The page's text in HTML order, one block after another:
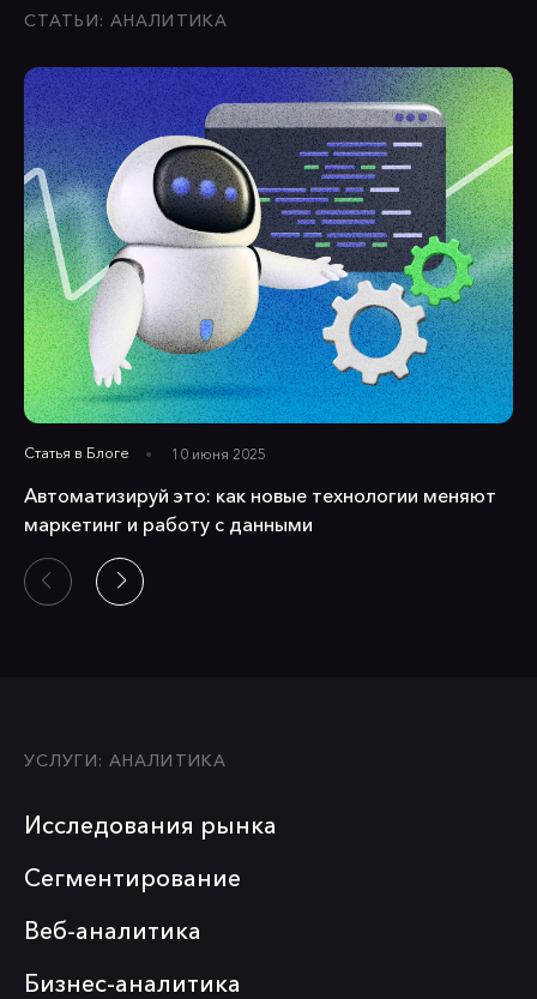
СТАТЬИ: АНАЛИТИКА
Статья в Блоге 10 июня 2025
Автоматизируй это: как новые технологии меняют
маркетинг и работу с данными
УСЛУГИ: АНАЛИТИКА
Исследования рынка
Сегментирование
Веб-аналитика
Бизнес-аналитика